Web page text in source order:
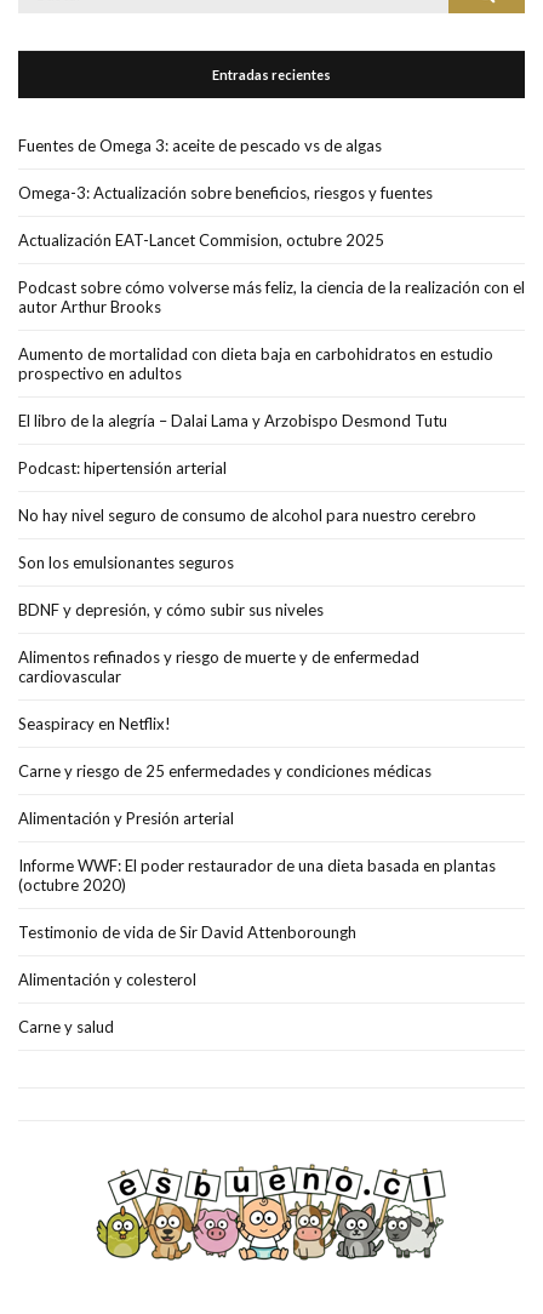
Entradas recientes
Fuentes de Omega 3: aceite de pescado vs de algas
Omega-3: Actualización sobre beneficios, riesgos y fuentes
Actualización EAT-Lancet Commision, octubre 2025
Podcast sobre cómo volverse más feliz, la ciencia de la realización con el
autor Arthur Brooks
Aumento de mortalidad con dieta baja en carbohidratos en estudio
prospectivo en adultos
El libro de la alegría – Dalai Lama y Arzobispo Desmond Tutu
Podcast: hipertensión arterial
No hay nivel seguro de consumo de alcohol para nuestro cerebro
Son los emulsionantes seguros
BDNF y depresión, y cómo subir sus niveles
Alimentos refinados y riesgo de muerte y de enfermedad
cardiovascular
Seaspiracy en Netflix!
Carne y riesgo de 25 enfermedades y condiciones médicas
Alimentación y Presión arterial
Informe WWF: El poder restaurador de una dieta basada en plantas
(octubre 2020)
Testimonio de vida de Sir David Attenboroungh
Alimentación y colesterol
Carne y salud